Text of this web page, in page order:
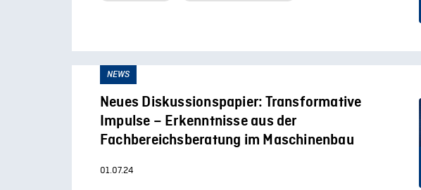
NEWS
Neues Diskussionspapier: Transformative
Impulse – Erkenntnisse aus der
Fachbereichsberatung im Maschinenbau
01.07.24